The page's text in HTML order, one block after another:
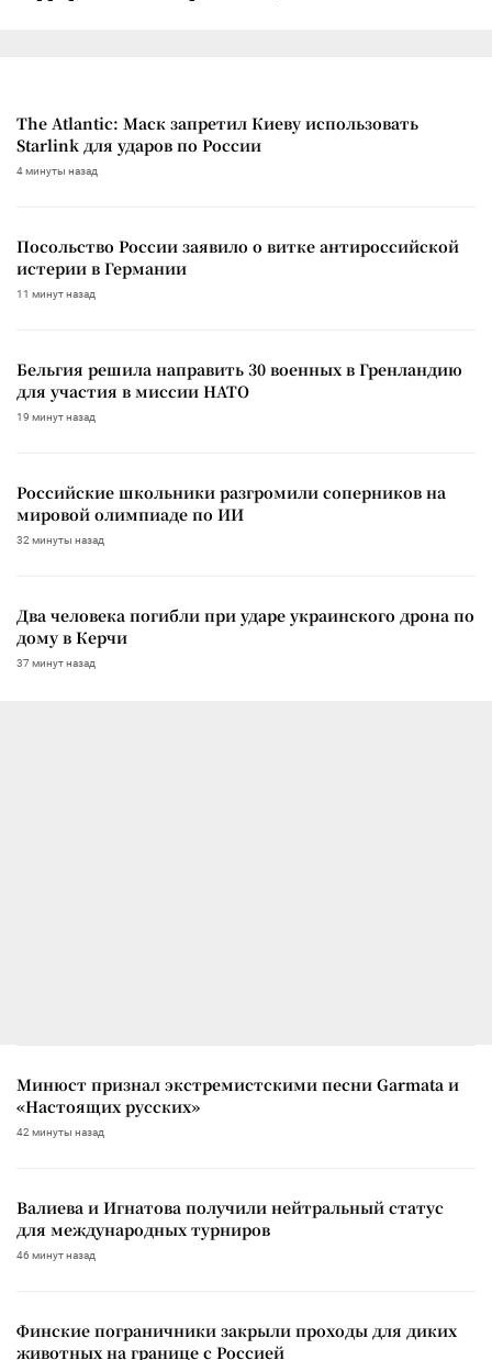
The Atlantic: Маск запретил Киеву использовать
Starlink для ударов по России
4 минуты назад
Посольство России заявило о витке антироссийской
истерии в Германии
11 минут назад
Бельгия решила направить 30 военных в Гренландию
для участия в миссии НАТО
19 минут назад
Российские школьники разгромили соперников на
мировой олимпиаде по ИИ
32 минуты назад
Два человека погибли при ударе украинского дрона по
дому в Керчи
37 минут назад
Минюст признал экстремистскими песни Garmata и
«Настоящих русских»
42 минуты назад
Валиева и Игнатова получили нейтральный статус
для международных турниров
46 минут назад
Финские пограничники закрыли проходы для диких
животных на границе с Россией